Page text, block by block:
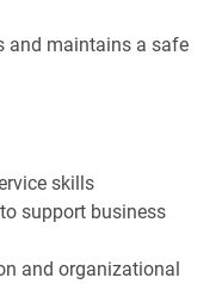
and maintains a safe
skills
support business
and organizational